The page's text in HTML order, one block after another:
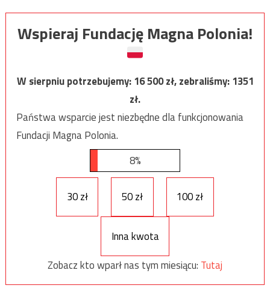
Wspieraj Fundację Magna Polonia!
W sierpniu potrzebujemy:16 500zł, zebraliśmy:1351
zł.
Państwa wsparcie jest niezbędne dla funkcjonowania
Fundacji Magna Polonia.
8%
30 zł 50 zł 100 zł
Inna kwota
Zobacz kto wparł nas tym miesiącu: Tutaj